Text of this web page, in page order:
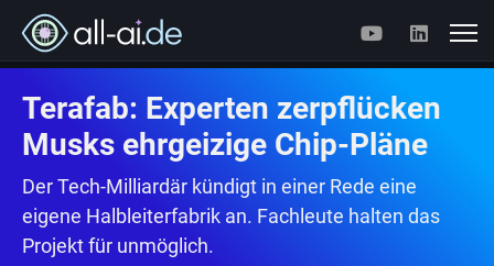
Terafab: Experten zerpflücken
Musks ehrgeizige Chip-Pläne
Der Tech-Milliardär kündigt in einer Rede eine
eigene Halbleiterfabrik an. Fachleute halten das
Projekt für unmöglich.